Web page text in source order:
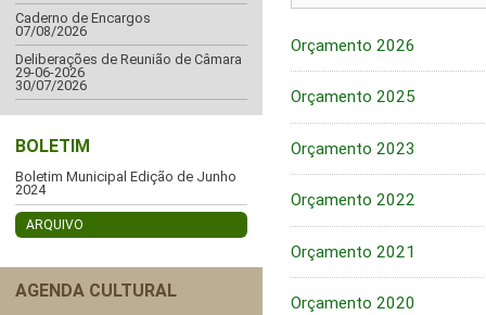
Caderno de Encargos
07/08/2026
Deliberações de Reunião de Câmara
29-06-2026
30/07/2026
BOLETIM
Boletim Municipal Edição de Junho
2024
ARQUIVO
AGENDA CULTURAL
Orçamento 2026
Orçamento 2025
Orçamento 2023
Orçamento 2022
Orçamento 2021
Orçamento 2020